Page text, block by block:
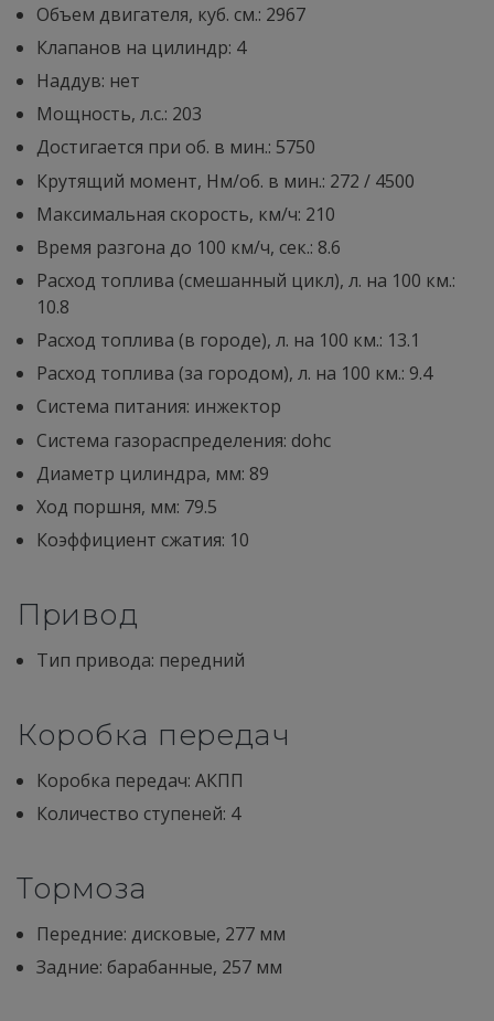
Объем двигателя, куб. см.: 2967
Клапанов на цилиндр: 4
Наддув: нет
Мощность, л.с.: 203
Достигается при об. в мин.: 5750
Крутящий момент, Нм/об. в мин.: 272 / 4500
Максимальная скорость, км/ч: 210
Время разгона до 100 км/ч, сек.: 8.6
Расход топлива (смешанный цикл), л. на 100 км.:
10.8
Расход топлива (в городе), л. на 100 км.: 13.1
Расход топлива (за городом), л. на 100 км.: 9.4
Система питания: инжектор
Система газораспределения: dohc
Диaметр цилиндра, мм: 89
Ход поршня, мм: 79.5
Коэффициент сжатия: 10
Привод
Тип привода: передний
Коробка передач
Коробка передач: АКПП
Количество ступеней: 4
Тормоза
Передние: дисковые, 277 мм
Задние: барабанные, 257 мм